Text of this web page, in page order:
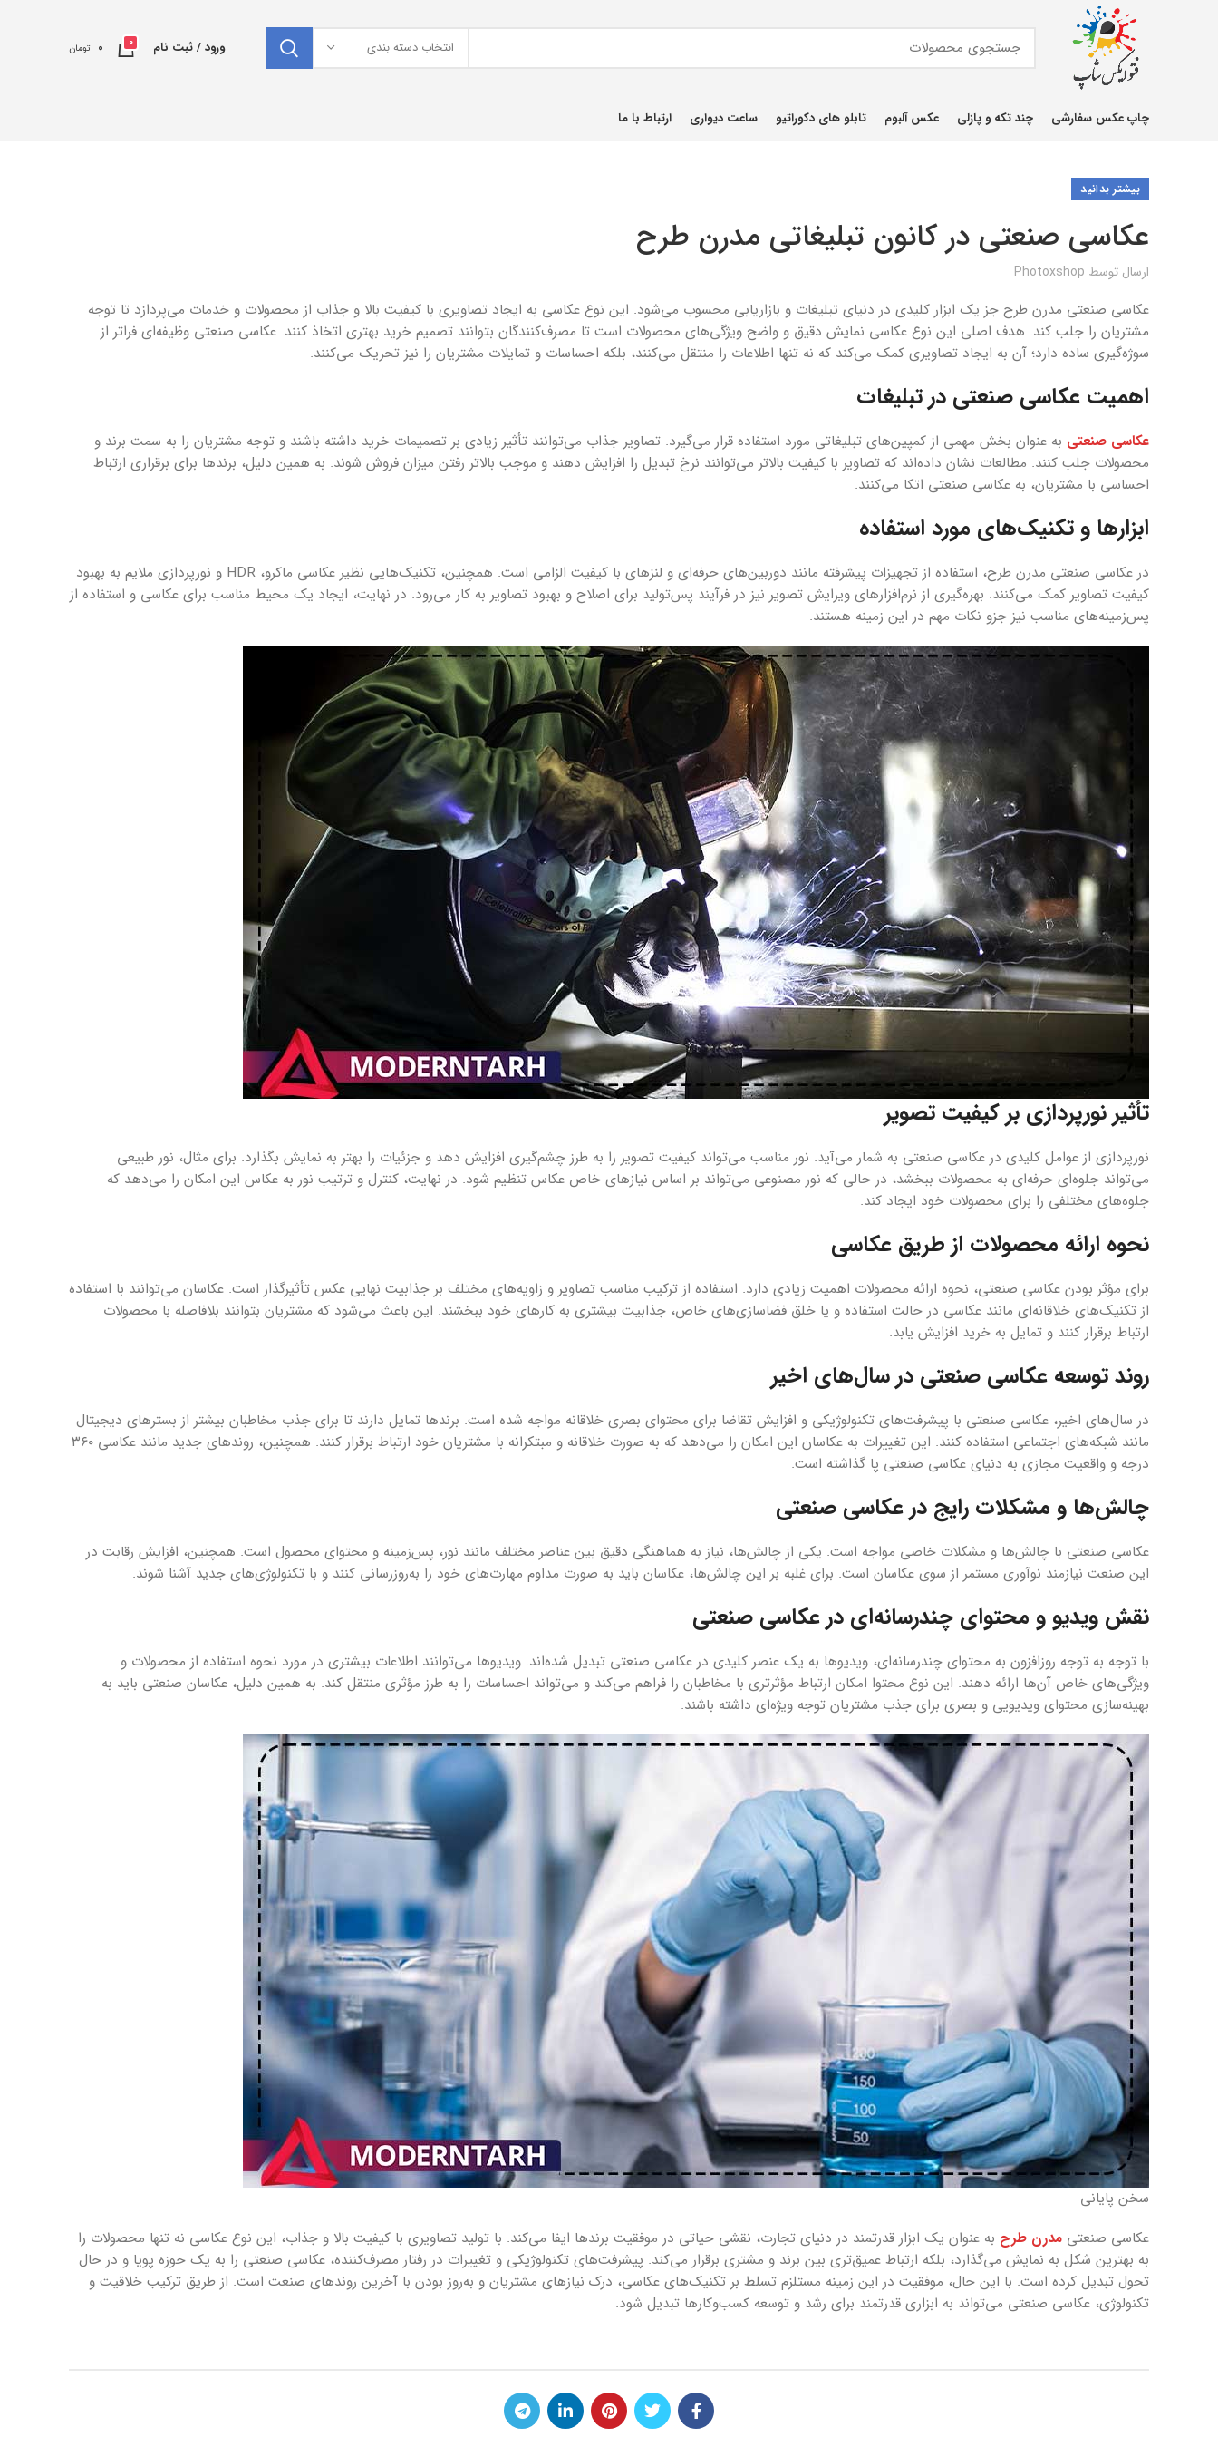
انتخاب دسته بندی ورود / ثبت نام 0
0 تومان
چاپ عکس سفارشی چند تکه و پازلی عکس آلبوم تابلو های دکوراتیو ساعت دیواری ارتباط با ما
بیشتر بدانید
عکاسی صنعتی در کانون تبلیغاتی مدرن طرح
ارسال توسط Photoxshop
عکاسی صنعتی مدرن طرح جز یک ابزار کلیدی در دنیای تبلیغات و بازاریابی محسوب می‌شود. این نوع عکاسی به ایجاد تصاویری با کیفیت بالا و جذاب از محصولات و خدمات می‌پردازد تا توجه
مشتریان را جلب کند. هدف اصلی این نوع عکاسی نمایش دقیق و واضح ویژگی‌های محصولات است تا مصرف‌کنندگان بتوانند تصمیم خرید بهتری اتخاذ کنند. عکاسی صنعتی وظیفه‌ای فراتر از
سوژه‌گیری ساده دارد؛ آن به ایجاد تصاویری کمک می‌کند که نه تنها اطلاعات را منتقل می‌کنند، بلکه احساسات و تمایلات مشتریان را نیز تحریک می‌کنند.
اهمیت عکاسی صنعتی در تبلیغات
عکاسی صنعتی به عنوان بخش مهمی از کمپین‌های تبلیغاتی مورد استفاده قرار می‌گیرد. تصاویر جذاب می‌توانند تأثیر زیادی بر تصمیمات خرید داشته باشند و توجه مشتریان را به سمت برند و
محصولات جلب کنند. مطالعات نشان داده‌اند که تصاویر با کیفیت بالاتر می‌توانند نرخ تبدیل را افزایش دهند و موجب بالاتر رفتن میزان فروش شوند. به همین دلیل، برندها برای برقراری ارتباط
احساسی با مشتریان، به عکاسی صنعتی اتکا می‌کنند.
ابزارها و تکنیک‌های مورد استفاده
در عکاسی صنعتی مدرن طرح، استفاده از تجهیزات پیشرفته مانند دوربین‌های حرفه‌ای و لنزهای با کیفیت الزامی است. همچنین، تکنیک‌هایی نظیر عکاسی ماکرو، HDR و نورپردازی ملایم به بهبود
کیفیت تصاویر کمک می‌کنند. بهره‌گیری از نرم‌افزارهای ویرایش تصویر نیز در فرآیند پس‌تولید برای اصلاح و بهبود تصاویر به کار می‌رود. در نهایت، ایجاد یک محیط مناسب برای عکاسی و استفاده از
پس‌زمینه‌های مناسب نیز جزو نکات مهم در این زمینه هستند.
تأثیر نورپردازی بر کیفیت تصویر
نورپردازی از عوامل کلیدی در عکاسی صنعتی به شمار می‌آید. نور مناسب می‌تواند کیفیت تصویر را به طرز چشم‌گیری افزایش دهد و جزئیات را بهتر به نمایش بگذارد. برای مثال، نور طبیعی
می‌تواند جلوه‌ای حرفه‌ای به محصولات ببخشد، در حالی که نور مصنوعی می‌تواند بر اساس نیازهای خاص عکاس تنظیم شود. در نهایت، کنترل و ترتیب نور به عکاس این امکان را می‌دهد که
جلوه‌های مختلفی را برای محصولات خود ایجاد کند.
نحوه ارائه محصولات از طریق عکاسی
برای مؤثر بودن عکاسی صنعتی، نحوه ارائه محصولات اهمیت زیادی دارد. استفاده از ترکیب مناسب تصاویر و زاویه‌های مختلف بر جذابیت نهایی عکس تأثیرگذار است. عکاسان می‌توانند با استفاده
از تکنیک‌های خلاقانه‌ای مانند عکاسی در حالت استفاده و یا خلق فضاسازی‌های خاص، جذابیت بیشتری به کارهای خود ببخشند. این باعث می‌شود که مشتریان بتوانند بلافاصله با محصولات
ارتباط برقرار کنند و تمایل به خرید افزایش یابد.
روند توسعه عکاسی صنعتی در سال‌های اخیر
در سال‌های اخیر، عکاسی صنعتی با پیشرفت‌های تکنولوژیکی و افزایش تقاضا برای محتوای بصری خلاقانه مواجه شده است. برندها تمایل دارند تا برای جذب مخاطبان بیشتر از بسترهای دیجیتال
مانند شبکه‌های اجتماعی استفاده کنند. این تغییرات به عکاسان این امکان را می‌دهد که به صورت خلاقانه و مبتکرانه با مشتریان خود ارتباط برقرار کنند. همچنین، روندهای جدید مانند عکاسی ۳۶۰
درجه و واقعیت مجازی به دنیای عکاسی صنعتی پا گذاشته است.
چالش‌ها و مشکلات رایج در عکاسی صنعتی
عکاسی صنعتی با چالش‌ها و مشکلات خاصی مواجه است. یکی از چالش‌ها، نیاز به هماهنگی دقیق بین عناصر مختلف مانند نور، پس‌زمینه و محتوای محصول است. همچنین، افزایش رقابت در
این صنعت نیازمند نوآوری مستمر از سوی عکاسان است. برای غلبه بر این چالش‌ها، عکاسان باید به صورت مداوم مهارت‌های خود را به‌روزرسانی کنند و با تکنولوژی‌های جدید آشنا شوند.
نقش ویدیو و محتوای چندرسانه‌ای در عکاسی صنعتی
با توجه به توجه روزافزون به محتوای چندرسانه‌ای، ویدیوها به یک عنصر کلیدی در عکاسی صنعتی تبدیل شده‌اند. ویدیوها می‌توانند اطلاعات بیشتری در مورد نحوه استفاده از محصولات و
ویژگی‌های خاص آن‌ها ارائه دهند. این نوع محتوا امکان ارتباط مؤثرتری با مخاطبان را فراهم می‌کند و می‌تواند احساسات را به طرز مؤثری منتقل کند. به همین دلیل، عکاسان صنعتی باید به
بهینه‌سازی محتوای ویدیویی و بصری برای جذب مشتریان توجه ویژه‌ای داشته باشند.
سخن پایانی
عکاسی صنعتی مدرن طرح به عنوان یک ابزار قدرتمند در دنیای تجارت، نقشی حیاتی در موفقیت برندها ایفا می‌کند. با تولید تصاویری با کیفیت بالا و جذاب، این نوع عکاسی نه تنها محصولات را
به بهترین شکل به نمایش می‌گذارد، بلکه ارتباط عمیق‌تری بین برند و مشتری برقرار می‌کند. پیشرفت‌های تکنولوژیکی و تغییرات در رفتار مصرف‌کننده، عکاسی صنعتی را به یک حوزه پویا و در حال
تحول تبدیل کرده است. با این حال، موفقیت در این زمینه مستلزم تسلط بر تکنیک‌های عکاسی، درک نیازهای مشتریان و به‌روز بودن با آخرین روندهای صنعت است. از طریق ترکیب خلاقیت و
تکنولوژی، عکاسی صنعتی می‌تواند به ابزاری قدرتمند برای رشد و توسعه کسب‌وکارها تبدیل شود.